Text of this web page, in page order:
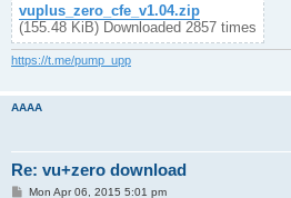
vuplus_zero_cfe_v1.04.zip
(155.48 KiB) Downloaded 2857 times
https://t.me/pump_upp
AAAA
Re: vu+zero download
PMon Apr 06, 2015 5:01 pm